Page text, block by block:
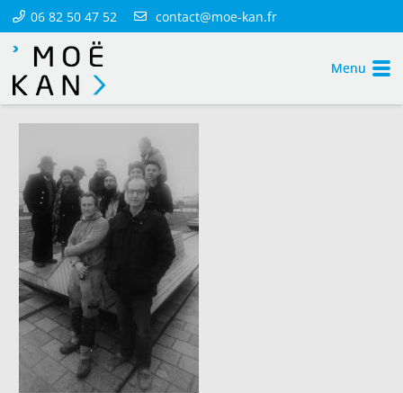
06 82 50 47 52 contact@moe-kan.fr
Menu